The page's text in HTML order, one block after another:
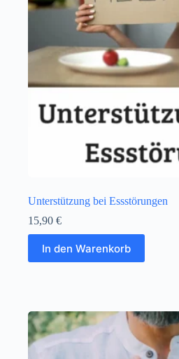
Unterstützung bei Essstörungen
15,90 €
In den Warenkorb